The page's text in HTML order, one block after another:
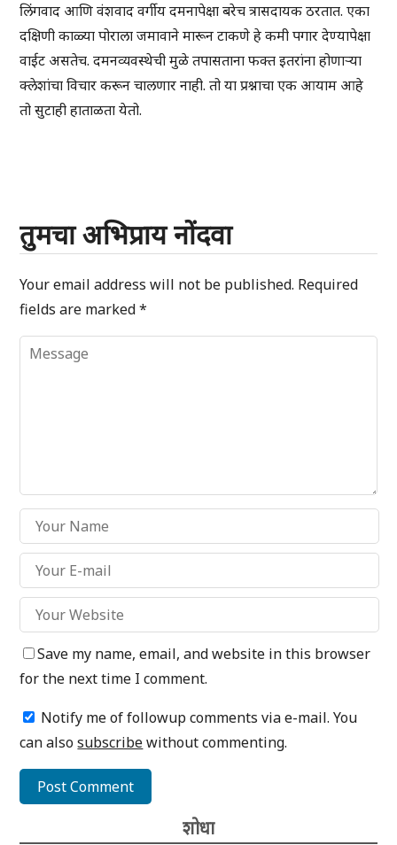
लिंगवाद आणि वंशवाद वर्गीय दमनापेक्षा बरेच त्रासदायक ठरतात. एका
दक्षिणी काळ्या पोराला जमावाने मारून टाकणे हे कमी पगार देण्यापेक्षा
वाईट असतेच. दमनव्यवस्थेची मुळे तपासताना फक्त इतरांना होणाऱ्या
क्लेशांचा विचार करून चालणार नाही. तो या प्रश्नाचा एक आयाम आहे
तो सुटाही हाताळता येतो.
तुमचा अभिप्राय नोंदवा
Your email address will not be published. Required
fields are marked*
Save my name, email, and website in this browser
for the next time I comment.
Notify me of followup comments via e-mail. You
can alsosubscribewithout commenting.
शोधा